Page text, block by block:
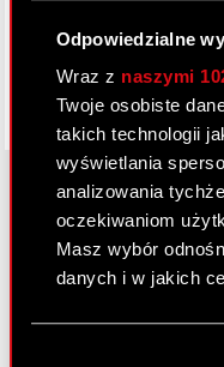
Odpowiedzialne
Wraz z naszymi
Twoje osobiste
takich technologii
wyświetlania
analizowania
oczekiwaniom
Masz wybór
danych i w jakich
O CD PROJEKT
Grupa